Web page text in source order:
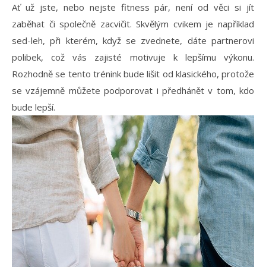
Ať už jste, nebo nejste fitness pár, není od věci si jít
zaběhat či společně zacvičit. Skvělým cvikem je například
sed-leh, při kterém, když se zvednete, dáte partnerovi
polibek, což vás zajisté motivuje k lepšímu výkonu.
Rozhodně se tento trénink bude lišit od klasického, protože
se vzájemně můžete podporovat i předhánět v tom, kdo
bude lepší.